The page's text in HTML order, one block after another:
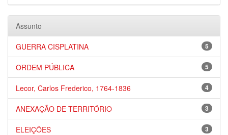
Assunto
5
GUERRA CISPLATINA
5
ORDEM PÚBLICA
4
Lecor, Carlos Frederico, 1764-1836
3
ANEXAÇÃO DE TERRITÓRIO
3
ELEIÇÕES